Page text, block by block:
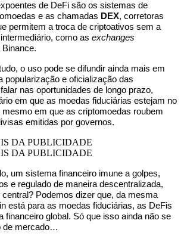
de DeFi são os sistemas de
e as chamadas DEX, corretoras
permitem a troca de criptoativos sem a
como as exchanges
o uso pode se difundir ainda mais em
popularização e oficialização das
nas oportunidades de longo prazo,
em que as moedas fiduciárias estejam no
em que as criptomoedas roubem
emitidas por governos.
DA PUBLICIDADE
DA PUBLICIDADE
um sistema financeiro imune a golpes,
e regulado de maneira descentralizada,
Podemos dizer que, da mesma
está para as moedas fiduciárias, as DeFis
financeiro global. Só que isso ainda não se
de mercado…